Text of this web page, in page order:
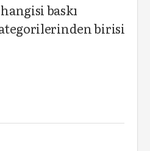
baskı
birisi